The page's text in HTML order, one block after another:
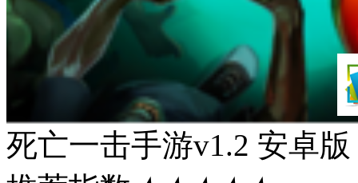
死亡一击手游v1.2 安卓版